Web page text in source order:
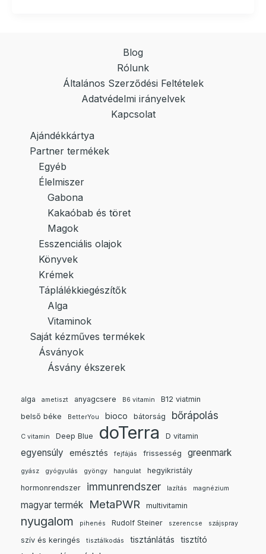
Blog
Rólunk
Általános Szerződési Feltételek
Adatvédelmi irányelvek
Kapcsolat
Ajándékkártya
Partner termékek
Egyéb
Élelmiszer
Gabona
Kakaóbab és töret
Magok
Esszenciális olajok
Könyvek
Krémek
Táplálékkiegészítők
Alga
Vitaminok
Saját kézműves termékek
Ásványok
Ásvány ékszerek
alga ametiszt anyagcsere B6 vitamin
B12 viatmin
belső béke
BetterYou bioco bátorság bőrápolás
C vitamin Deep Blue doTerra D vitamin
egyensúly emésztés fejfájás frissesség greenmark
gyász gyógyulás gyöngy hangulat
hegyikristály
hormonrendszer
immunrendszer lazítás magnézium
magyar termék MetaPWR multivitamin
nyugalom pihenés Rudolf Steiner szerencse szájspray
szív és keringés tisztálkodás tisztánlátás tisztító